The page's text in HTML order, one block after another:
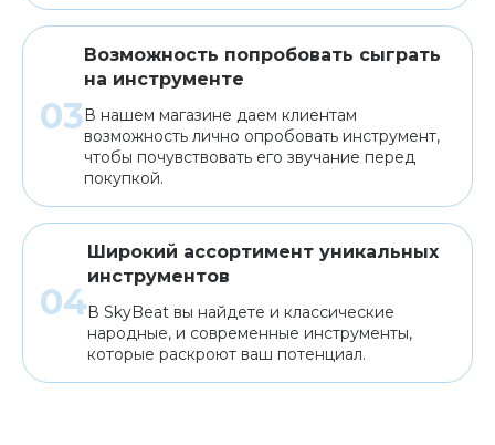
Возможность попробовать сыграть
на инструменте
В нашем магазине даем клиентам
возможность лично опробовать инструмент,
чтобы почувствовать его звучание перед
покупкой.
Широкий ассортимент уникальных
инструментов
В SkyBeat вы найдете и классические
народные, и современные инструменты,
которые раскроют ваш потенциал.